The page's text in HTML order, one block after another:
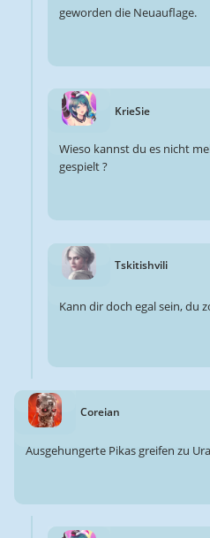
geworden die Neuauflage.
KrieSie
Wieso kannst du es nicht
gespielt ?
Tskitishvili
Kann dir doch egal sein, du
Coreian
Ausgehungerte Pikas greifen zu